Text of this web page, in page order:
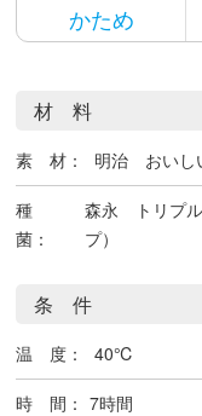
かため
材 料
素 材： 明治 おいし
種
菌：
森永 トリプル
プ）
条 件
温 度： 40℃
時 間： 7時間